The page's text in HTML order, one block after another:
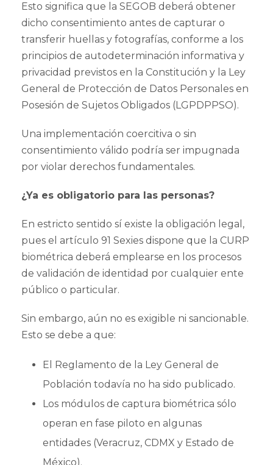
Esto significa que la SEGOB deberá obtener
dicho consentimiento antes de capturar o
transferir huellas y fotografías, conforme a los
principios de autodeterminación informativa y
privacidad previstos en la Constitución y la Ley
General de Protección de Datos Personales en
Posesión de Sujetos Obligados (LGPDPPSO).
Una implementación coercitiva o sin
consentimiento válido podría ser impugnada
por violar derechos fundamentales.
¿Ya es obligatorio para las personas?
En estricto sentido sí existe la obligación legal,
pues el artículo 91 Sexies dispone que la CURP
biométrica deberá emplearse en los procesos
de validación de identidad por cualquier ente
público o particular.
Sin embargo, aún no es exigible ni sancionable.
Esto se debe a que:
El Reglamento de la Ley General de
Población todavía no ha sido publicado.
Los módulos de captura biométrica sólo
operan en fase piloto en algunas
entidades (Veracruz, CDMX y Estado de
México).